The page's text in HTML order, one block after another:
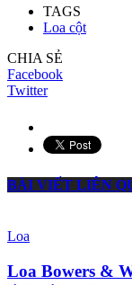
TAGS
Loa cột
CHIA SẺ
Facebook
Twitter
BÀI VIẾT LIÊN
Loa
Loa Bowers &